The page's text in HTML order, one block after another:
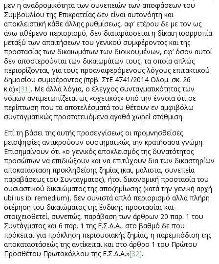
μεν η αναδρομικότητα των συνεπειών των αποφάσεων του
Συμβουλίου της Επικρατείας δεν είναι αυτονόητη και
αποκλειστική κάθε άλλης ρυθμίσεως, αφ’ ετέρου δε με τον ως
άνω τιθέμενο περιορισμό, δεν διαταράσσεται η δίκαιη ισορροπία
μεταξύ των απαιτήσεων του γενικού συμφέροντος και της
προστασίας των δικαιωμάτων των διοικουμένων, εφ’ όσον αυτοί
δεν αποστερούνται των δικαιωμάτων τους, τα οποία απλώς
περιορίζονται, για τους προαναφερόμενους λόγους επιτακτικού
δημοσίου συμφέροντος (πρβ. ΣτΕ 4741/2014 Ολομ. σκ. 26
κ.ά)»[31]. Με άλλα λόγια, ο έλεγχος συνταγματικότητας των
νόμων αντιμετωπίζεται ως «σχετικός» υπό την έννοια ότι σε
περίπτωση που τα αποτελέσματά του θέτουν εν αμφιβόλω
συνταγματικώς προστατευόμενα αγαθά χωρεί στάθμιση.
Επί τη βάσει της αυτής προσεγγίσεως οι προμνησθείσες
μειοψηφίες αντικρούουν συστηματικώς την κρατήσασα γνώμη.
Επισημαίνουν ότι «ο γενικός αποκλεισμός της δυνατότητος
προσώπων να επιδιώξουν και να επιτύχουν δια των δικαστηρίων
αποκατάσταση προκληθείσης ζημίας (και, μάλιστα, συνεπεία
παραβάσεως του Συντάγματος), ήτοι δικονομική προστασία του
ουσιαστικού δικαιώματος της αποζημίωσης (κατά την γενική αρχή
ubi ius ibi remedium), δεν συνιστά απλό περιορισμό αλλά πλήρη
στέρηση του δικαιώματος της ένδικης προστασίας και
στοιχειοθετεί, συνεπώς, παράβαση των άρθρων 20 παρ. 1 του
Συντάγματος και 6 παρ. 1 της Ε.Σ.Δ.Α., στο βαθμό δε που
πρόκειται για πρόκληση περιουσιακής ζημίας, η παρεμπόδιση της
αποκαταστάσεώς της αντίκειται και στο άρθρο 1 του Πρώτου
Προσθέτου Πρωτοκόλλου της Ε.Σ.Δ.Α.»[32].